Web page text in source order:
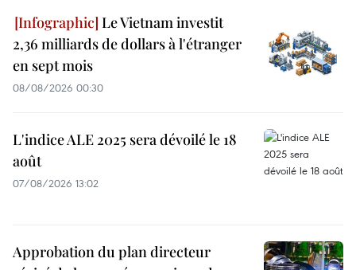
Le Vietnam investit
2,36 milliards de dollars à l'étranger
en sept mois
08/08/2026 00:30
L'indice ALE 2025 sera dévoilé le 18
août
07/08/2026 13:02
Approbation du plan directeur